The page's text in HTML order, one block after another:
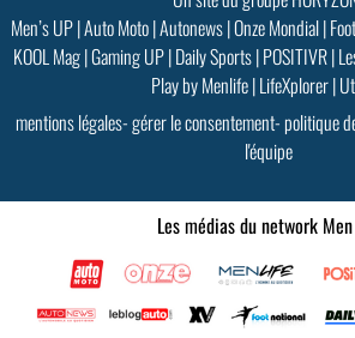
Men’s UP|Auto Moto|Autonews|Onze Mondial|
KOOL Mag|Gaming UP|Daily Sports|POSITIVR|
Play by Menlife|LifeXplorer|
mentions légales-gérer le consentement-politique
l'équipe
Les médias du network